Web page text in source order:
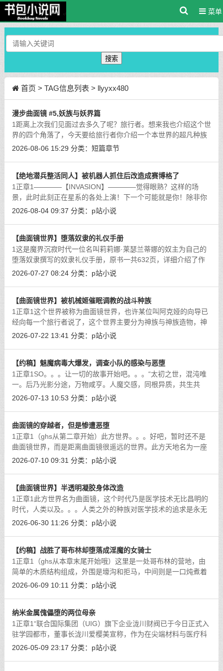
菜单
搜索
首页 > TAG信息列表 > llyyxx480
漫步曲面镜 #5,妖族与妖界篇
1距离上次我们见面过去多久了呢？旅行者。想来我也介绍这个世
界的四个角落了，今天要给旅行者你介绍一个本世界的超凡种族
了呢。在魔族篇里面我为你介绍过本世界 “魔”这个字的来源，那
2026-08-06 15:29 分类： 短篇章节
【绝地潜兵整活同人】被机器人抓住后改造成赛博格了
1正章1————【INVASION】————觉得眼熟？这样的场
景，此时此刻正在星系的各处上演！下一个可能就是你！除非你
能做出生命中最重要的决。。。建筑之内的宣传屏幕瞬间被红色
2026-08-04 09:37 分类： p站小说
【曲面镜世界】堕落奴隶的礼仪手册
1这是魔界沉寂时代一位名叫莉莉娜·莱瑟兰蒂娜的奴主为自己的
堕落奴隶撰写的奴隶礼仪手册，原书一共632页，详细介绍了作
为一位奴主，自己和奴隶要怎么招待主人以及进行日常礼仪。首
2026-07-27 08:24 分类： p站小说
【曲面镜世界】被机械姬催眠调教的战斗种族
1正章1这个世界被称为曲面镜世界，也许某位叫阿克娅的向导已
经向每一个旅行者说了，这个世界主要分为神族与神族造物，神
人族，妖族，魔族，人族五大种族。这句话没错，因为还有很多
2026-07-22 13:41 分类： p站小说
【约稿】魅魔病毒大爆发，调查小队的感染与恶堕
1正章1SO。。。让一切的故事开始吧。。。“太初之世，混沌唯
一。后乃光影分途，万物咸亨。人魔交感，同根异质，共生共
荣；盈缩有度，衡平之理，天道自然。今圣国镇守四方，维系平
2026-07-13 10:53 分类： p站小说
曲面镜的穿越者，但是惨遭恶堕
1正章1（ghs从第二章开始）此方世界。。。好吧，暂时还不是
曲面镜世界，而是距离曲面镜很遥远的世界。此方天地名为一座
叫G市的城市，而我们的视角来到了本市的第20中学，公交车轰
2026-07-10 09:31 分类： p站小说
【曲面镜世界】半透明凝胶身体改造
1正章1此方世界名为曲面镜，这个时代乃是医学技术无比昌明的
时代，人类以及。。。人类之外的种族对医学技术的追求是永无
止境的，例如妖族和神人族的仙药，人族对病理学的系统性研
2026-06-30 11:26 分类： p站小说
【约稿】战胜了哥布林却堕落成淫魔的女骑士
1正章1（ghs从本章末尾开始哦）这里是一处哥布林的营地，由
简单的木质结构组成，外围是壕沟和拒马，中间则是一口炖煮着
各式各样乱炖食材的大锅。垃圾被掩埋在营地的一角，地上还插
2026-06-09 10:11 分类： p站小说
纳米金属傀儡堕的两位母亲
1正章1“联合国际集团（UIG）旗下企业泷川财阀已于今日正式入
驻学园都市，董事长泷川爱樱美宣称，作为在尖端材料与医疗科
技领域拥有领先实力的国际企业，泷川财阀将为学园都市带来全
2026-05-09 23:17 分类： p站小说